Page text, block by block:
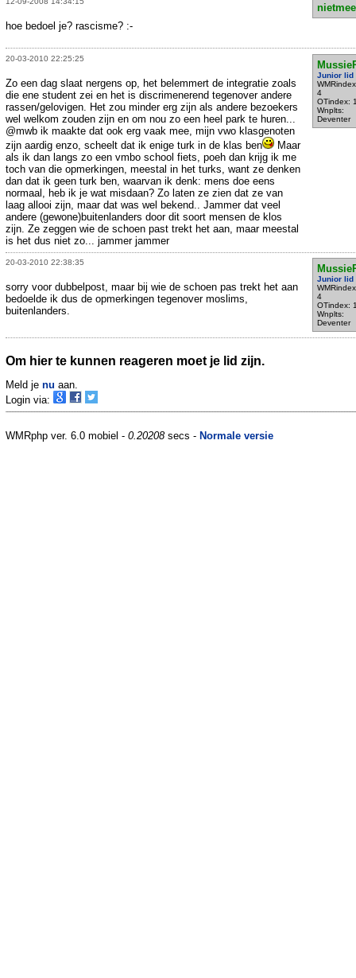
hoe bedoel je? rascisme? :-
20-03-2010 22:25:25
Junior lid
4
OTindex:
Wnplts:
Deventer
Zo een dag slaat nergens op, het belemmert de integratie zoals
die ene student zei en het is discrimenerend tegenover andere
rassen/gelovigen. Het zou minder erg zijn als andere bezoekers
wel welkom zouden zijn en om nou zo een heel park te huren...
@mwb ik maakte dat ook erg vaak mee, mijn vwo klasgenoten
zijn aardig enzo, scheelt dat ik enige turk in de klas ben
Maar
als ik dan langs zo een vmbo school fiets, poeh dan krijg ik me
toch van die opmerkingen, meestal in het turks, want ze denken
dan dat ik geen turk ben, waarvan ik denk: mens doe eens
normaal, heb ik je wat misdaan? Zo laten ze zien dat ze van
laag allooi zijn, maar dat was wel bekend.. Jammer dat veel
andere (gewone)buitenlanders door dit soort mensen de klos
zijn. Ze zeggen wie de schoen past trekt het aan, maar meestal
is het dus niet zo... jammer jammer
20-03-2010 22:38:35
Junior lid
4
OTindex:
Wnplts:
Deventer
sorry voor dubbelpost, maar bij wie de schoen pas trekt het aan
bedoelde ik dus de opmerkingen tegenover moslims,
buitenlanders.
Om hier te kunnen reageren moet je lid zijn.
Meld je nu aan.
Login via:
WMRphp ver. 6.0 mobiel - 0.20208secs - Normale versie